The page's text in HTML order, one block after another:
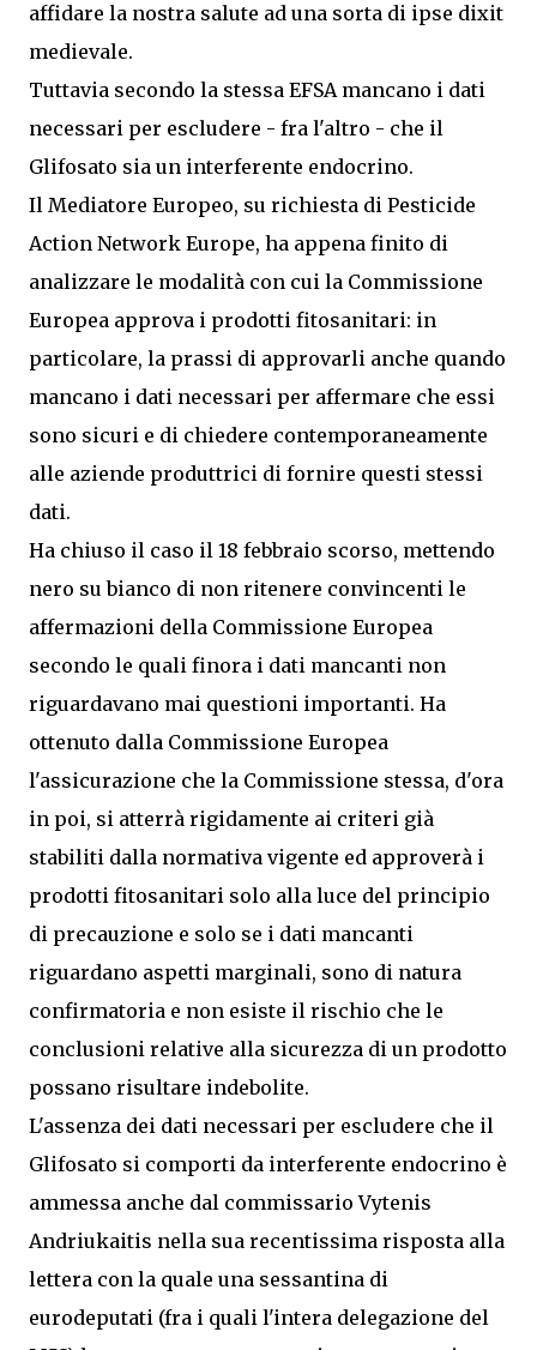
affidare la nostra salute ad una sorta di ipse dixit
medievale.
Tuttavia secondo la stessa EFSA mancano i dati
necessari per escludere - fra l'altro - che il
Glifosato sia un interferente endocrino.
Il Mediatore Europeo, su richiesta di Pesticide
Action Network Europe, ha appena finito di
analizzare le modalità con cui la Commissione
Europea approva i prodotti fitosanitari: in
particolare, la prassi di approvarli anche quando
mancano i dati necessari per affermare che essi
sono sicuri e di chiedere contemporaneamente
alle aziende produttrici di fornire questi stessi
dati.
Ha chiuso il caso il 18 febbraio scorso, mettendo
nero su bianco di non ritenere convincenti le
affermazioni della Commissione Europea
secondo le quali finora i dati mancanti non
riguardavano mai questioni importanti. Ha
ottenuto dalla Commissione Europea
l'assicurazione che la Commissione stessa, d'ora
in poi, si atterrà rigidamente ai criteri già
stabiliti dalla normativa vigente ed approverà i
prodotti fitosanitari solo alla luce del principio
di precauzione e solo se i dati mancanti
riguardano aspetti marginali, sono di natura
confirmatoria e non esiste il rischio che le
conclusioni relative alla sicurezza di un prodotto
possano risultare indebolite.
L'assenza dei dati necessari per escludere che il
Glifosato si comporti da interferente endocrino è
ammessa anche dal commissario Vytenis
Andriukaitis nella sua recentissima risposta alla
lettera con la quale una sessantina di
eurodeputati (fra i quali l'intera delegazione del